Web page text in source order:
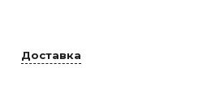
Доставка